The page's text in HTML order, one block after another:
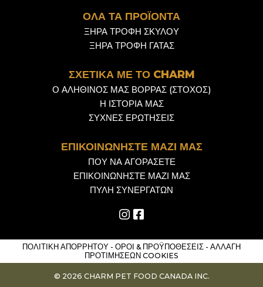
ΌΛΑ ΤΑ ΠΡΟΪΌΝΤΑ
ΞΗΡΆ ΤΡΟΦΉ ΣΚΎΛΟΥ
ΞΗΡΆ ΤΡΟΦΉ ΓΆΤΑΣ
ΣΧΕΤΙΚΆ ΜΕ ΤΟ CHARM
Ο ΑΛΗΘΙΝΌΣ ΜΑΣ ΒΟΡΡΆΣ (ΣΤΌΧΟΣ)
Η ΙΣΤΟΡΊΑ ΜΑΣ
ΣΥΧΝΈΣ ΕΡΩΤΉΣΕΙΣ
ΕΠΙΚΟΙΝΩΝΉΣΤΕ ΜΑΖΊ ΜΑΣ
ΠΟΎ ΝΑ ΑΓΟΡΆΣΕΤΕ
ΕΠΙΚΟΙΝΩΝΉΣΤΕ ΜΑΖΊ ΜΑΣ
ΠΎΛΗ ΣΥΝΕΡΓΑΤΏΝ
ΠΟΛΙΤΙΚΉ ΑΠΟΡΡΉΤΟΥ - ΌΡΟΙ & ΠΡΟΫΠΟΘΈΣΕΙΣ - ΑΛΛΑΓΉ
ΠΡΟΤΙΜΉΣΕΩΝ COOKIES
© 2026 CHARM PET FOOD CANADA INC.